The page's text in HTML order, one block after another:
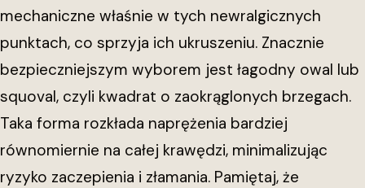
mechaniczne właśnie w tych newralgicznych
punktach, co sprzyja ich ukruszeniu. Znacznie
bezpieczniejszym wyborem jest łagodny owal lub
squoval, czyli kwadrat o zaokrąglonych brzegach.
Taka forma rozkłada naprężenia bardziej
równomiernie na całej krawędzi, minimalizując
ryzyko zaczepienia i złamania. Pamiętaj, że